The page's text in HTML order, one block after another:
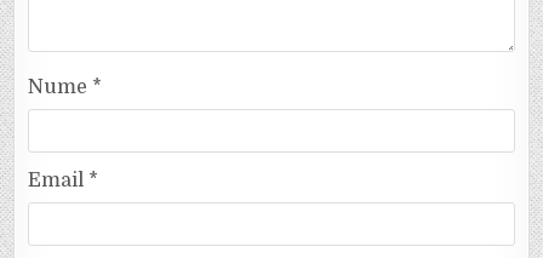
Nume *
Email *